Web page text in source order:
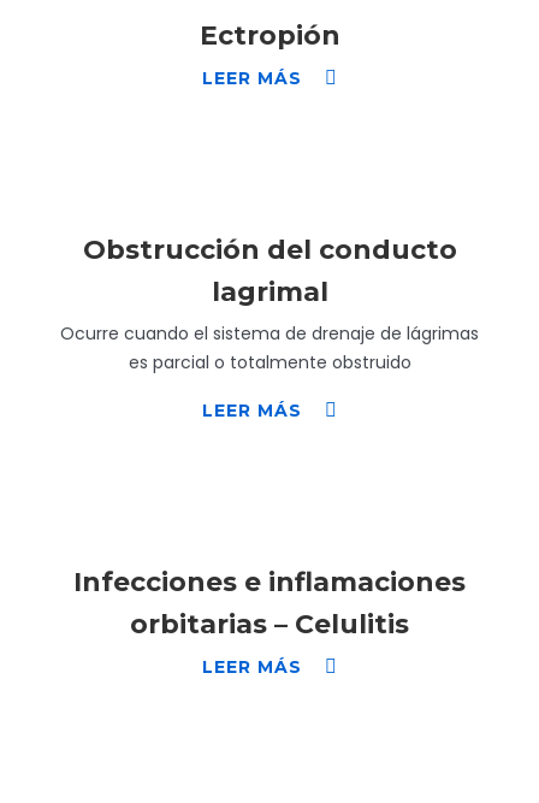
Ectropión
LEER MÁS
Obstrucción del conducto
lagrimal
Ocurre cuando el sistema de drenaje de lágrimas
es parcial o totalmente obstruido
LEER MÁS
Infecciones e inflamaciones
orbitarias – Celulitis
LEER MÁS